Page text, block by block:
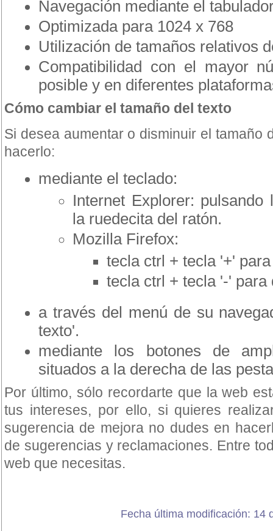
Navegación mediante el
Optimizada para 1024 x 768
Utilización de tamaños relativos
Compatibilidad con el mayor
posible y en diferentes
Cómo cambiar el tamaño del texto
Si desea aumentar o disminuir el tamaño
hacerlo:
mediante el teclado:
Internet Explorer:
la ruedecita del ratón.
Mozilla Firefox:
tecla ctrl + tecla '+'
tecla ctrl + tecla '-' para
a través del menú de su
texto'.
mediante los botones de
situados a la derecha de las
Por último, sólo recordarte que la web
tus intereses, por ello, si quieres
sugerencia de mejora no dudes en
de sugerencias y reclamaciones. Entre
web que necesitas.
Fecha última modificación: 14